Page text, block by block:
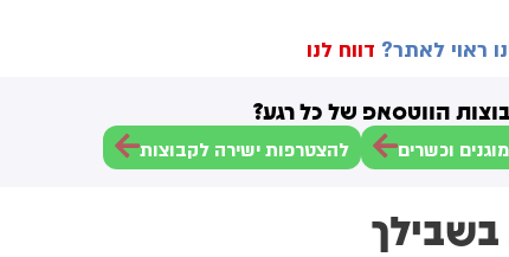
ראוי לאתר? דווח לנו
הווטסאפ של כל רגע?
וכשרים להצטרפות ישירה לקבוצות